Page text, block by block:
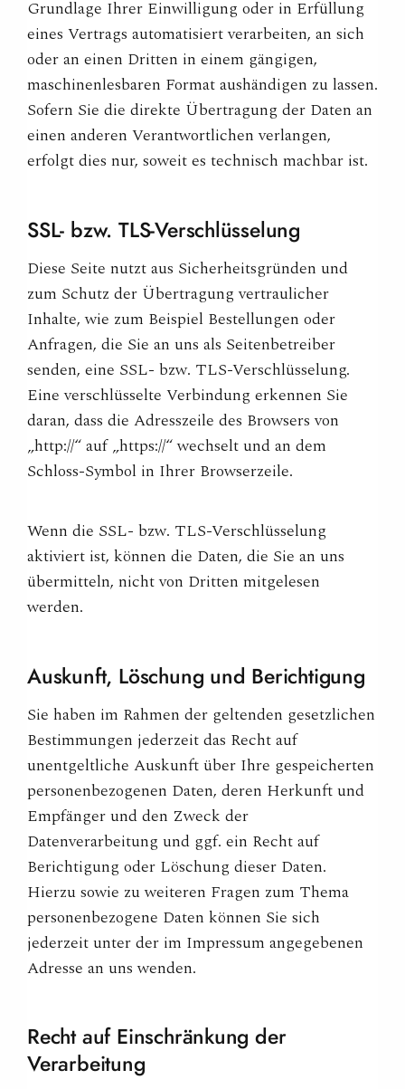
Grundlage Ihrer Einwilligung oder in Erfüllung
eines Vertrags automatisiert verarbeiten, an sich
oder an einen Dritten in einem gängigen,
maschinenlesbaren Format aushändigen zu lassen.
Sofern Sie die direkte Übertragung der Daten an
einen anderen Verantwortlichen verlangen,
erfolgt dies nur, soweit es technisch machbar ist.
SSL- bzw. TLS-Verschlüsselung
Diese Seite nutzt aus Sicherheitsgründen und
zum Schutz der Übertragung vertraulicher
Inhalte, wie zum Beispiel Bestellungen oder
Anfragen, die Sie an uns als Seitenbetreiber
senden, eine SSL- bzw. TLS-Verschlüsselung.
Eine verschlüsselte Verbindung erkennen Sie
daran, dass die Adresszeile des Browsers von
„http://“ auf „https://“ wechselt und an dem
Schloss-Symbol in Ihrer Browserzeile.
Wenn die SSL- bzw. TLS-Verschlüsselung
aktiviert ist, können die Daten, die Sie an uns
übermitteln, nicht von Dritten mitgelesen
werden.
Auskunft, Löschung und Berichtigung
Sie haben im Rahmen der geltenden gesetzlichen
Bestimmungen jederzeit das Recht auf
unentgeltliche Auskunft über Ihre gespeicherten
personenbezogenen Daten, deren Herkunft und
Empfänger und den Zweck der
Datenverarbeitung und ggf. ein Recht auf
Berichtigung oder Löschung dieser Daten.
Hierzu sowie zu weiteren Fragen zum Thema
personenbezogene Daten können Sie sich
jederzeit unter der im Impressum angegebenen
Adresse an uns wenden.
Recht auf Einschränkung der
Verarbeitung